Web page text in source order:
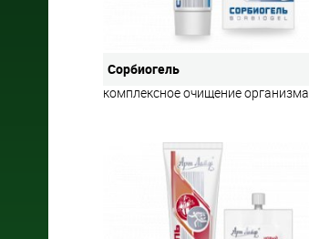
Сорбиогель
комплексное очищение организма